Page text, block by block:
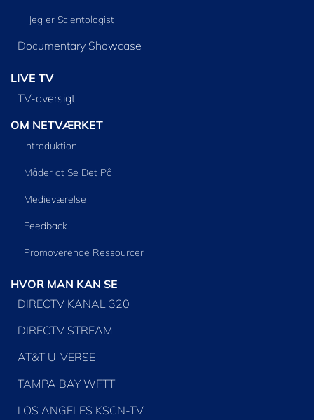
Jeg er Scientologist
Documentary Showcase
LIVE TV
TV-oversigt
OM NETVÆRKET
Introduktion
Måder at Se Det På
Medieværelse
Feedback
Promoverende Ressourcer
HVOR MAN KAN SE
DIRECTV KANAL 320
DIRECTV STREAM
AT&T U-VERSE
TAMPA BAY WFTT
LOS ANGELES KSCN-TV